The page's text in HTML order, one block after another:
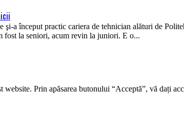
a început practic cariera de tehnician alături de
la seniori, acum revin la juniori. E o...
Prin apăsarea butonului “Acceptă”, vă dați